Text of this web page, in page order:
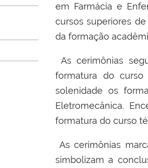
em Farmácia e
cursos superiores
da formação
As cerimônias
formatura do
solenidade os
Eletromecânica.
formatura do curso
As cerimônias
simbolizam a